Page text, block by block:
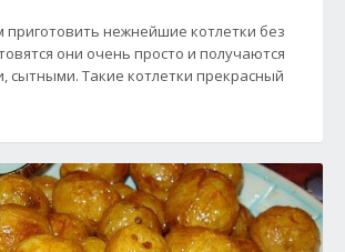
нежнейшие котлетки без
они очень просто и получаются
сытными. Такие котлетки прекрасный